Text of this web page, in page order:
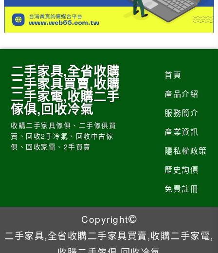
二手家具,全省收購
二手家具買賣,收購
二手家電,收購二手
傢俱,回收冷氣
收購二手家具傢俱、二手傢俱買
賣、回收2手冷氣、回收中古傢
俱、回收家電、2手買賣
首頁
產品介紹
服務簡介
產業資訊
隱私權政策
歷史詢價
免費註冊
Copyright
二手家具,全省收購二手家具買賣,收購二手家電,